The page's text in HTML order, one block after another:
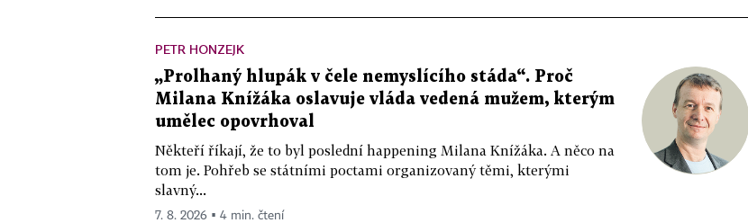
PETR HONZEJK
„Prolhaný hlupák v čele nemyslícího stáda“. Proč
Milana Knížáka oslavuje vláda vedená mužem, kterým
umělec opovrhoval
Někteří říkají, že to byl poslední happening Milana Knížáka. A něco na
tom je. Pohřeb se státními poctami organizovaný těmi, kterými
slavný...
7. 8. 2026 ▪ 4 min. čtení